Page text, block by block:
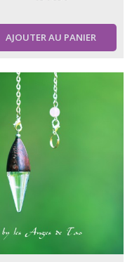
AJOUTER AU PANIER